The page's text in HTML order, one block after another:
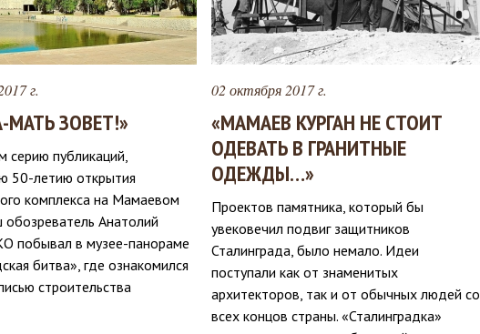
г.
МАТЬ ЗОВЕТ!»
серию публикаций,
50-летию открытия
комплекса на Мамаевом
обозреватель Анатолий
в музее-панораме
битва», где ознакомился
строительства
02 октября 2017 г.
«МАМАЕВ КУРГАН НЕ СТОИТ
ОДЕВАТЬ В ГРАНИТНЫЕ
ОДЕЖДЫ…»
Проектов памятника, который бы
увековечил подвиг защитников
Сталинграда, было немало. Идеи
поступали как от знаменитых
архитекторов, так и от обычных людей со
всех концов страны. «Сталинградка»